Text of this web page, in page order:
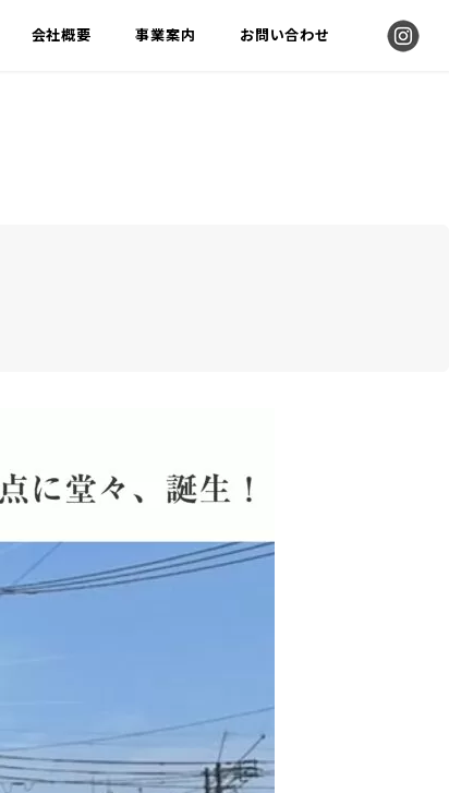
会社概要 事業案内 お問い合わせ